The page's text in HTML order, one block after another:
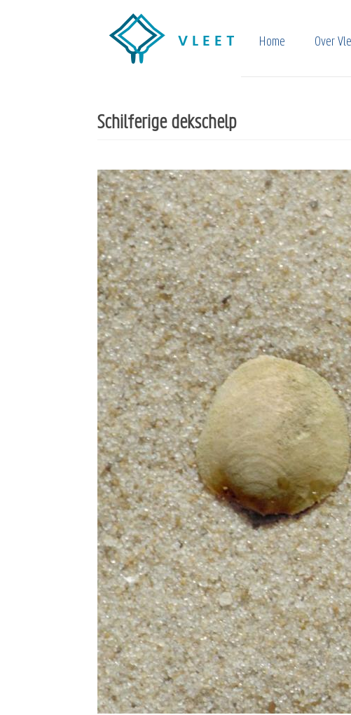
Home Over
Schilferige dekschelp